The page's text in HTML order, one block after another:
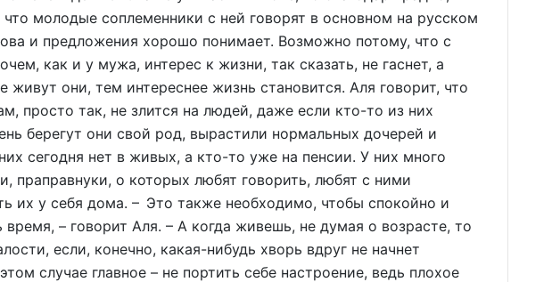
молодые соплеменники с ней говорят в основном на русском
и предложения хорошо понимает. Возможно потому, что с
как и у мужа, интерес к жизни, так сказать, не гаснет, а
живут они, тем интереснее жизнь становится. Аля говорит, что
просто так, не злится на людей, даже если кто-то из них
берегут они свой род, вырастили нормальных дочерей и
сегодня нет в живых, а кто-то уже на пенсии. У них много
праправнуки, о которых любят говорить, любят с ними
их у себя дома. – Это также необходимо, чтобы спокойно и
время, – говорит Аля. – А когда живешь, не думая о возрасте, то
если, конечно, какая-нибудь хворь вдруг не начнет
случае главное – не портить себе настроение, ведь плохое